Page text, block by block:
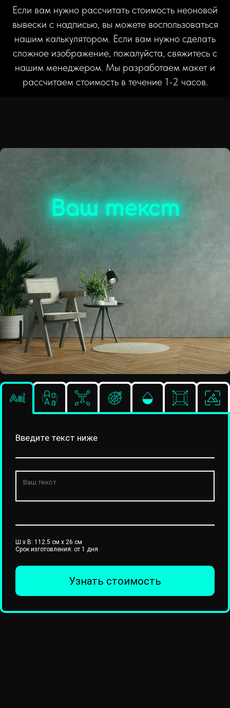
Если вам нужно рассчитать стоимость неоновой
вывески с надписью, вы можете воспользоваться
нашим калькулятором. Если вам нужно сделать
сложное изображение, пожалуйста, свяжитесь с
нашим менеджером. Мы разработаем макет и
рассчитаем стоимость в течение 1-2 часов.
Ваш текст
Введите текст ниже
Ш x В: 112.5 см x 26 см
Срок изготовления: от 1 дня
Узнать стоимость